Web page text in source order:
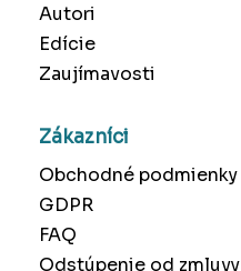
Autori
Edície
Zaujímavosti
Zákazníci
Obchodné podmienky
GDPR
FAQ
Odstúpenie od zmluvy